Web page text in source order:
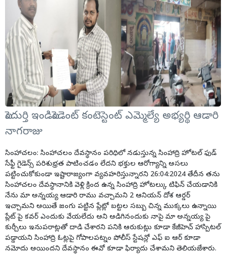
పెందుర్తి ఇండిపెండెంట్ కంటెస్టెంట్ ఎమ్మెల్యే అభ్యర్థి ఆడారి
నాగరాజు
సింహాచలం: సింహాచలం దేవస్థానం పరిధిలో నడుస్తున్న సింహాద్రి హోటల్ ఫుడ్
సేఫ్టీ గైడెన్స్ పరిశుభ్రత పాటించడం లేదని భక్తుల ఆరోగ్యాన్ని అసలు
పట్టించుకోకుండా ఇష్టారాజ్యంగా వ్యవహరిస్తున్నారని 26:04:2024 తేదీన తను
సింహాచలం దేవస్థానానికి వెళ్లి క్రింద ఉన్న సింహాద్రి హోటల్కు టిఫిన్ చేయడానికి
నేను మా అన్నయ్య ఆడారి రాము వచ్చామని 2 ఆనియన్ దోశ ఆర్డర్
ఇచ్చామని అయితే జంగు పట్టిన ప్లేట్లో బట్టల సబ్బు చిన్న ముక్కలు ఉన్నాయి
ప్లేట్ పై కవర్ ఎందుకు వేయలేదు అని అడిగినందుకు నాపై మా అన్నయ్య పై
కుర్చీలు ఇనుపరాట్లతో దాడి చేశారని పనికి ఆరుకుట్లు కూడా కేజీహెచ్ హాస్పిటల్
పడ్డాయని సింహాద్రి ఓట్లపై గోపాలపట్నం పోలీస్ స్టేషన్లో ఎఫ్ ఐ ఆర్ కూడా
నమోదు అయిందని దేవస్థానం ఈవో కూడా ఫిర్యాదు చేశామని తెలియజేశారు.